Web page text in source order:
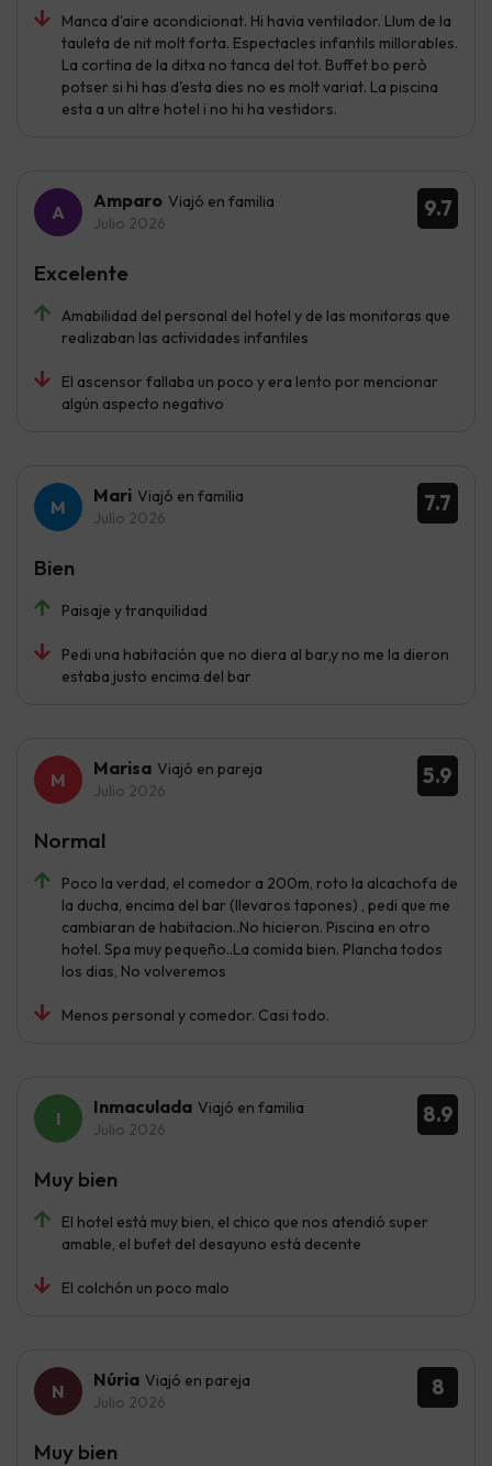
Manca d'aire acondicionat. Hi havia ventilador. Llum de la
tauleta de nit molt forta. Espectacles infantils millorables.
La cortina de la ditxa no tanca del tot. Buffet bo però
potser si hi has d'esta dies no es molt variat. La piscina
esta a un altre hotel i no hi ha vestidors.
9.7
Amparo Viajó en familia
Julio 2026
Amabilidad del personal del hotel y de las monitoras que
realizaban las actividades infantiles
El ascensor fallaba un poco y era lento por mencionar
algún aspecto negativo
Excelente
7.7
Mari Viajó en familia
Julio 2026
Paisaje y tranquilidad
Pedi una habitación que no diera al bar,y no me la dieron
estaba justo encima del bar
Bien
5.9
Marisa Viajó en pareja
Julio 2026
Poco la verdad, el comedor a 200m, roto la alcachofa de
la ducha, encima del bar (llevaros tapones) , pedi que me
cambiaran de habitacion..No hicieron. Piscina en otro
hotel. Spa muy pequeño..La comida bien. Plancha todos
los dias, No volveremos
Menos personal y comedor. Casi todo.
Normal
8.9
Inmaculada Viajó en familia
Julio 2026
El hotel está muy bien, el chico que nos atendió super
amable, el bufet del desayuno está decente
El colchón un poco malo
Muy bien
8
Núria Viajó en pareja
Julio 2026
Muy bien